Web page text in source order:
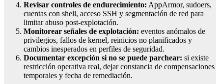
Revisar controles de endurecimiento: AppArmor, sudoers,
cuentas con shell, acceso SSH y segmentación de red para
limitar abuso post-explotación.
Monitorear señales de explotación: eventos anómalos de
privilegios, fallos de kernel, reinicios no planificados y
cambios inesperados en perfiles de seguridad.
Documentar excepción si no se puede parchear: si existe
restricción operativa real, dejar constancia de compensaciones
temporales y fecha de remediación.